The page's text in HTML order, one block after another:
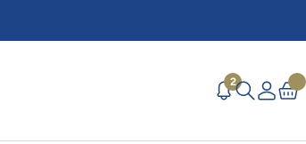
2